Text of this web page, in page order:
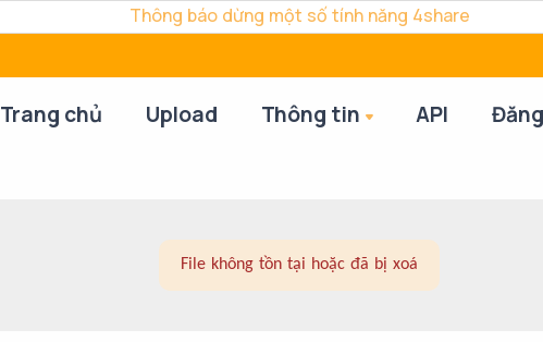
Thông báo dừng một số tính năng 4share
Trang chủ Upload Thông tin API
File không tồn tại hoặc đã bị xoá